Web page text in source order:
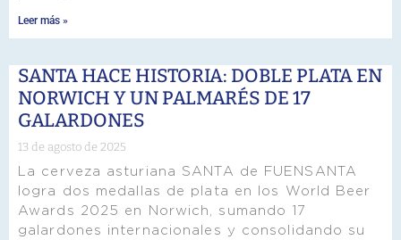
Leer más »
SANTA HACE HISTORIA: DOBLE PLATA EN
NORWICH Y UN PALMARÉS DE 17
GALARDONES
13 de agosto de 2025
La cerveza asturiana SANTA de FUENSANTA
logra dos medallas de plata en los World Beer
Awards 2025 en Norwich, sumando 17
galardones internacionales y consolidando su